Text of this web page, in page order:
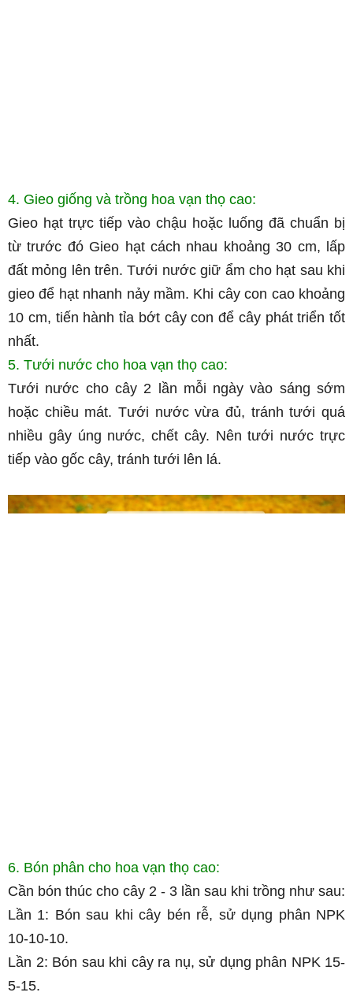
4. Gieo giống và trồng hoa vạn thọ cao:
Gieo hạt trực tiếp vào chậu hoặc luống đã chuẩn bị
từ trước đó Gieo hạt cách nhau khoảng 30 cm, lấp
đất mỏng lên trên. Tưới nước giữ ẩm cho hạt sau khi
gieo để hạt nhanh nảy mầm. Khi cây con cao khoảng
10 cm, tiến hành tỉa bớt cây con để cây phát triển tốt
nhất.
5. Tưới nước cho hoa vạn thọ cao:
Tưới nước cho cây 2 lần mỗi ngày vào sáng sớm
hoặc chiều mát. Tưới nước vừa đủ, tránh tưới quá
nhiều gây úng nước, chết cây. Nên tưới nước trực
tiếp vào gốc cây, tránh tưới lên lá.
6. Bón phân cho hoa vạn thọ cao:
Cần bón thúc cho cây 2 - 3 lần sau khi trồng như sau:
Lần 1: Bón sau khi cây bén rễ, sử dụng phân NPK
10-10-10.
Lần 2: Bón sau khi cây ra nụ, sử dụng phân NPK 15-
5-15.